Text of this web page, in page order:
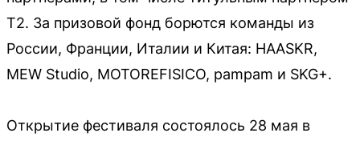
Т2. За призовой фонд борются команды из
России, Франции, Италии и Китая: HAASKR,
MEW Studio, MOTOREFISICO, pampam и SKG+.
Открытие фестиваля состоялось 28 мая в